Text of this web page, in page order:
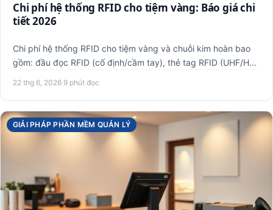
Chi phí hệ thống RFID cho tiệm vàng: Báo giá chi
tiết 2026
Chi phí hệ thống RFID cho tiệm vàng và chuỗi kim hoàn bao
gồm: đầu đọc RFID (cố định/cầm tay), thẻ tag RFID (UHF/HF),
22 thg 6, 2026·9 phút đọc
GIẢI PHÁP PHẦN MỀM QUẢN LÝ